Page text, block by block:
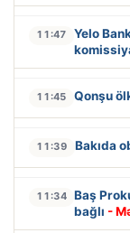
11:47
Yelo
11:45 Qonşu
11:39 Bakıda
11:34 Baş
bağlı -